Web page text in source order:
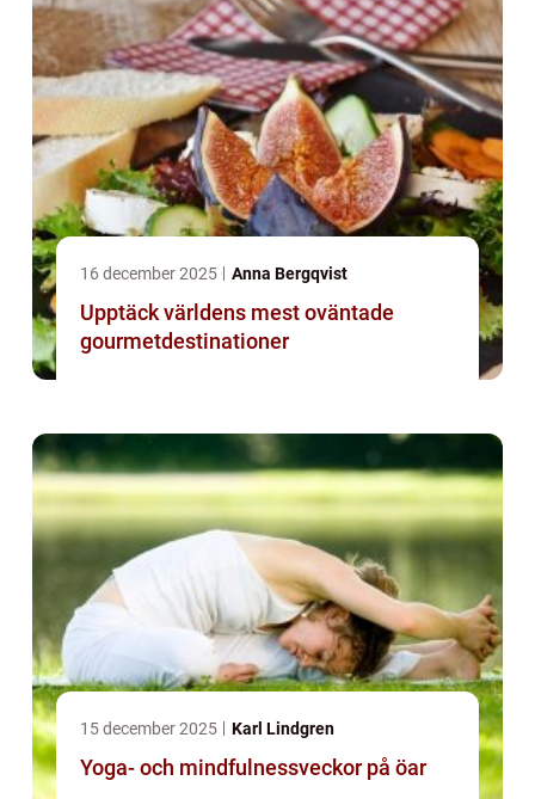
16 december 2025 Anna Bergqvist
Upptäck världens mest oväntade
gourmetdestinationer
15 december 2025 Karl Lindgren
Yoga- och mindfulnessveckor på öar